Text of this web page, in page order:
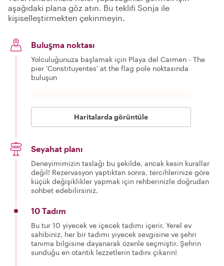
aşağıdaki plana göz atın. Bu teklifi Sonja ile
kişiselleştirmekten çekinmeyin.
Buluşma noktası
Yolculuğunuza başlamak için Playa del Carmen - The
pier 'Constituyentes' at the flag pole noktasında
buluşun
Haritalarda görüntüle
Seyahat planı
Deneyimimizin taslağı bu şekilde, ancak kesin kurallar
değil! Rezervasyon yaptıktan sonra, tercihlerinize göre
küçük değişiklikler yapmak için rehberinizle doğrudan
sohbet edebilirsiniz.
10 Tadım
Bu tur 10 yiyecek ve içecek tadımı içerir. Yerel ev
sahibiniz, her bir tadımı yiyecek sevgisine ve şehri
tanıma bilgisine dayanarak özenle seçmiştir. Şehrin
sunduğu en otantik lezzetlerin tadını çıkarın!